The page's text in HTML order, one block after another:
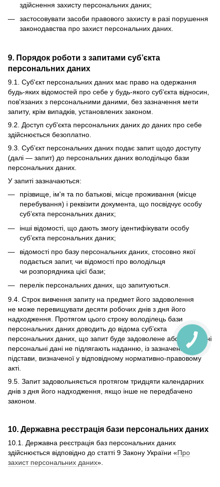
здійснення захисту персональних даних;
застосовувати засоби правового захисту в разі порушення
законодавства про захист персональних даних.
9. Порядок роботи з запитами суб’єкта
персональних даних
9.1. Суб'єкт персональних даних має право на одержання
будь-яких відомостей про себе у будь-якого суб'єкта відносин,
пов'язаних з персональними даними, без зазначення мети
запиту, крім випадків, установлених законом.
9.2. Доступ суб'єкта персональних даних до даних про себе
здійснюється безоплатно.
9.3. Суб’єкт персональних даних подає запит щодо доступу
(далі — запит) до персональних даних володільцю бази
персональних даних.
У запиті зазначаються:
прізвище, ім'я та по батькові, місце проживання (місце
перебування) і реквізити документа, що посвідчує особу
суб’єкта персональних даних;
інші відомості, що дають змогу ідентифікувати особу
суб’єкта персональних даних;
відомості про базу персональних даних, стосовно якої
подається запит, чи відомості про володільця
чи розпорядника цієї бази;
перелік персональних даних, що запитуються.
9.4. Строк вивчення запиту на предмет його задоволення
не може перевищувати десяти робочих днів з дня його
надходження. Протягом цього строку володілець бази
персональних даних доводить до відома суб’єкта
персональних даних, що запит буде задоволене або відповідні
персональні дані не підлягають наданню, із зазначенням
підстави, визначеної у відповідному нормативно-правовому
акті.
9.5. Запит задовольняється протягом тридцяти календарних
днів з дня його надходження, якщо інше не передбачено
законом.
10. Державна реєстрація бази персональних даних
10.1. Державна реєстрація баз персональних даних
здійснюється відповідно до статті 9 Закону України «Про
захист персональних даних».